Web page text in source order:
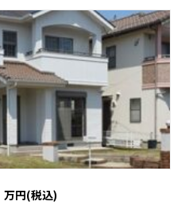
万円(税込)